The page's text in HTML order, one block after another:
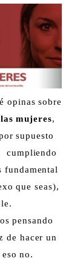
opinas sobre
mujeres,
supuesto
cumpliendo
fundamental
que seas),
pensando
de hacer un
no.